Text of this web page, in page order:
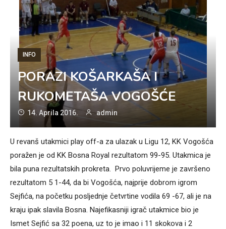
INFO
PORAZI KOŠARKAŠA I
RUKOMETAŠA VOGOŠĆE
14. Aprila 2016. admin
U revanš utakmici play off-a za ulazak u Ligu 12, KK Vogošća
poražen je od KK Bosna Royal rezultatom 99-95. Utakmica je
bila puna rezultatskih prokreta. Prvo poluvrijeme je završeno
rezultatom 5 1-44, da bi Vogošća, najprije dobrom igrom
Sejfića, na početku posljednje četvrtine vodila 69 -67, ali je na
kraju ipak slavila Bosna. Najefikasniji igrač utakmice bio je
Ismet Sejfić sa 32 poena, uz to je imao i 11 skokova i 2